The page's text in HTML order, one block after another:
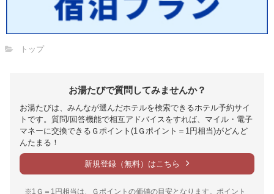
トップ
お湯たびで質問してみませんか？
お湯たびは、みんなが選んだホテルを検索できるホテル予約サイ
トです。質問/回答機能で相互アドバイスをすれば、マイル・電子
マネーに交換できるＧポイント(1Ｇポイント＝1円相当)がどんど
んたまる！
新規登録（無料）はこちら
※1Ｇ＝1円相当は、Ｇポイントの価値の目安となります。ポイント